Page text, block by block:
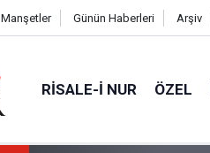
Manşetler Günün Haberleri Arşiv
RISALE-I NUR ÖZEL